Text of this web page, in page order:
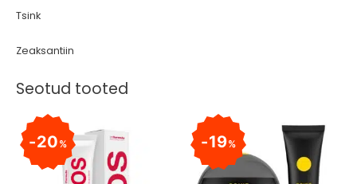
Tsink
Zeaksantiin
Seotud tooted
20% 19%